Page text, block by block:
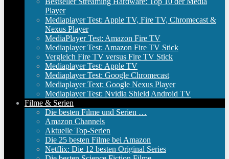
Player
Mediaplayer Test: Apple TV, Fire TV, Chromecast &
Nexus Player
MediaPlayer Test: Amazon Fire TV
Mediaplayer Test: Amazon Fire TV Stick
Vergleich Fire TV versus Fire TV Stick
Mediaplayer Test: Apple TV
Mediaplayer Test: Google Chromecast
Mediaplayer Text: Google Nexus Player
Mediaplayer Test: Nvidia Shield Android TV
Filme & Serien
Die besten Filme und Serien …
Amazon Channels
Aktuelle Top-Serien
Die 25 besten Filme bei Amazon
Netflix: Die 12 besten Original Series